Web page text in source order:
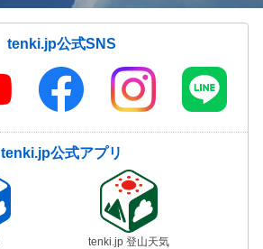
tenki.jp公式SNS
tenki.jp公式アプリ
tenki.jp 登山天気